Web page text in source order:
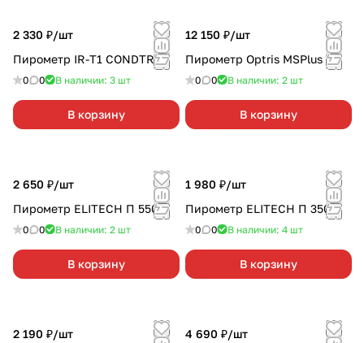
2 330 ₽/шт
Пирометр IR-T1 CONDTROL
0 0 В наличии: 3 шт
В корзину
12 150 ₽/шт
Пирометр Optris MSPlus
0 0 В наличии: 2 шт
В корзину
2 650 ₽/шт
Пирометр ELITECH П 550
0 0 В наличии: 2 шт
В корзину
1 980 ₽/шт
Пирометр ELITECH П 350
0 0 В наличии: 4 шт
В корзину
2 190 ₽/шт
4 690 ₽/шт